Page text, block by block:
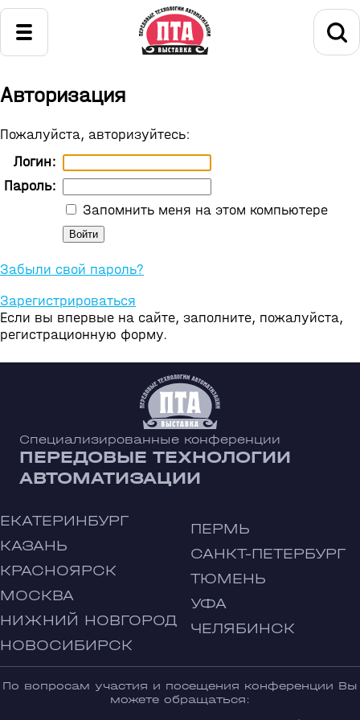
Авторизация
Пожалуйста, авторизуйтесь:
Логин:
Пароль:
Запомнить меня на этом компьютере
Забыли свой пароль?
Зарегистрироваться
Если вы впервые на сайте, заполните, пожалуйста,
регистрационную форму.
Специализированные конференции
ПЕРЕДОВЫЕ ТЕХНОЛОГИИ
АВТОМАТИЗАЦИИ
ЕКАТЕРИНБУРГ
КАЗАНЬ
КРАСНОЯРСК
МОСКВА
НИЖНИЙ НОВГОРОД
НОВОСИБИРСК
ПЕРМЬ
САНКТ-ПЕТЕРБУРГ
ТЮМЕНЬ
УФА
ЧЕЛЯБИНСК
По вопросам участия и посещения конференции Вы
можете обращаться: